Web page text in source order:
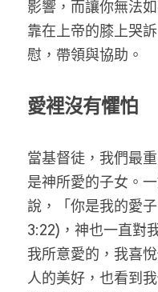
影響，而讓你無法
靠在上帝的膝上哭
慰，帶領與協助。
愛裡沒有懼怕
當基督徒，我們最
是神所愛的子女。
說，「你是我的愛
3:22)，神也一直對
我所意愛的，我喜
人的美好，也看到